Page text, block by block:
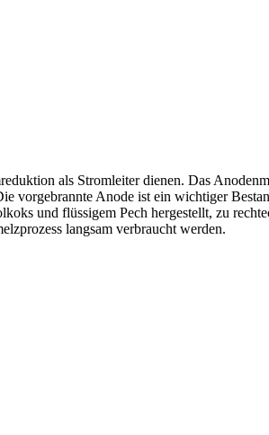
als Stromleiter dienen. Das
vorgebrannte Anode ist ein wichtiger
und flüssigem Pech hergestellt, zu
langsam verbraucht werden.